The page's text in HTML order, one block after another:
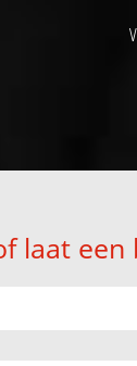
laat